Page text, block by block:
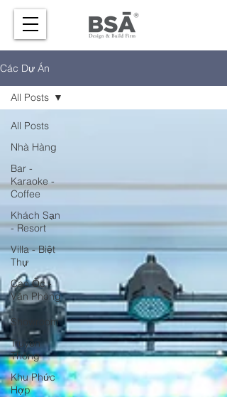
Các Dự Án
All Posts
Nhà Hàng
Bar -
Karaoke -
Coffee
Khách Sạn
- Resort
Villa - Biệt
Thự
Cao Ốc -
Văn Phòng
-
Showroom
Truyền
Thông
Khu Phức
Hợp
All Posts